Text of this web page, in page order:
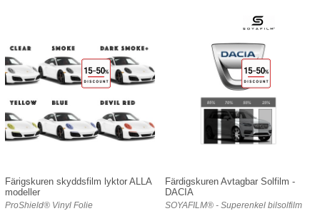
Färigskuren skyddsfilm lyktor ALLA
modeller
ProShield® Vinyl Folie
Färdigskuren Avtagbar Solfilm -
DACIA
SOYAFILM® - Superenkel bilsolfilm